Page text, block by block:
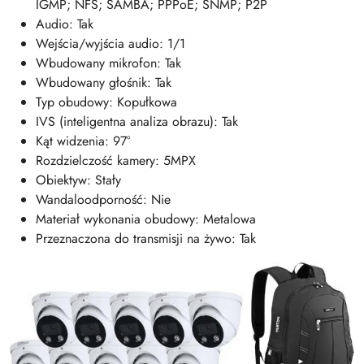
IGMP; NFS; SAMBA; PPPoE; SNMP; P2P
Audio: Tak
Wejścia/wyjścia audio: 1/1
Wbudowany mikrofon: Tak
Wbudowany głośnik: Tak
Typ obudowy: Kopułkowa
IVS (inteligentna analiza obrazu): Tak
Kąt widzenia: 97°
Rozdzielczość kamery: 5MPX
Obiektyw: Stały
Wandaloodporność: Nie
Materiał wykonania obudowy: Metalowa
Przeznaczona do transmisji na żywo: Tak